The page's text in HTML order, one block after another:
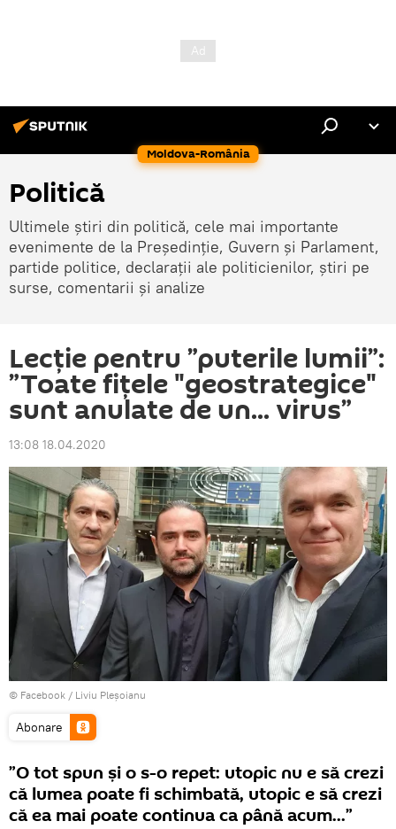
Moldova-România
Politică
Ultimele știri din politică, cele mai importante
evenimente de la Președinție, Guvern și Parlament,
partide politice, declarații ale politicienilor, știri pe
surse, comentarii și analize
Lecție pentru ”puterile lumii”:
”Toate fițele "geostrategice"
sunt anulate de un... virus”
13:08 18.04.2020
© Facebook / Liviu Pleșoianu
Abonare
”O tot spun și o s-o repet: utopic nu e să crezi
că lumea poate fi schimbată, utopic e să crezi
că ea mai poate continua ca până acum...”